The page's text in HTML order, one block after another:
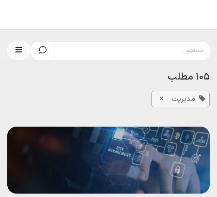
105 مطلب
مدیریت ×